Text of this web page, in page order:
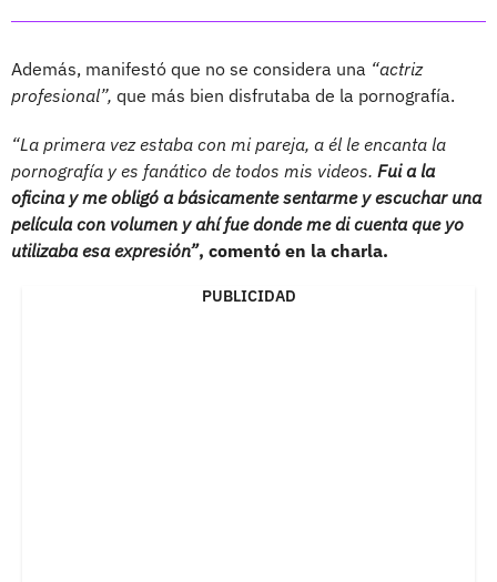
Además, manifestó que no se considera una “actriz
profesional”, que más bien disfrutaba de la pornografía.
“La primera vez estaba con mi pareja, a él le encanta la
pornografía y es fanático de todos mis videos. Fui a la
oficina y me obligó a básicamente sentarme y escuchar una
película con volumen y ahí fue donde me di cuenta que yo
utilizaba esa expresión”, comentó en la charla.
PUBLICIDAD